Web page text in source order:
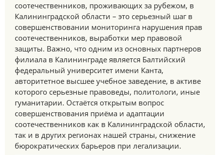
соотечественников, проживающих за рубежом, в
Калининградской области – это серьезный шаг в
совершенствовании мониторинга нарушения прав
соотечественников, выработки мер правовой
защиты. Важно, что одним из основных партнеров
филиала в Калининграде является Балтийский
федеральный университет имени Канта,
авторитетное высшее учебное заведение, в активе
которого серьезные правоведы, политологи, иные
гуманитарии. Остаётся открытым вопрос
совершенствования приёма и адаптации
соотечественников как в Калининградской области,
так и в других регионах нашей страны, снижение
бюрократических барьеров при легализации.